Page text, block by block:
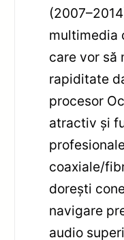
multimedia
care vor să
rapiditate
procesor
atractiv și
coaxiale/
dorești
navigare
audio